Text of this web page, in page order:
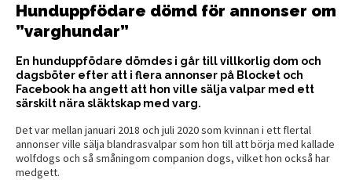
Hunduppfödare dömd för annonser om
”varghundar”
En hunduppfödare dömdes i går till villkorlig dom och
dagsböter efter att i flera annonser på Blocket och
Facebook ha angett att hon ville sälja valpar med ett
särskilt nära släktskap med varg.
Det var mellan januari 2018 och juli 2020 som kvinnan i ett flertal
annonser ville sälja blandrasvalpar som hon till att börja med kallade
wolfdogs och så småningom companion dogs, vilket hon också har
medgett.